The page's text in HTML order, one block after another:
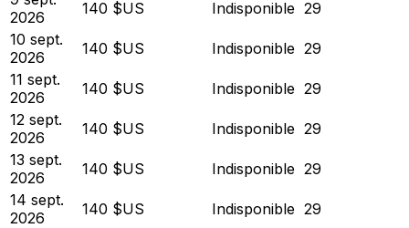
2026
140 $US Indisponible 29
10 sept.
2026
140 $US Indisponible 29
11 sept.
2026
140 $US Indisponible 29
12 sept.
2026
140 $US Indisponible 29
13 sept.
2026
140 $US Indisponible 29
14 sept.
2026
140 $US Indisponible 29